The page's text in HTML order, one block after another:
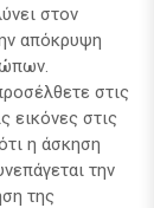
στον
απόκρυψη
στις
εικόνες στις
η άσκηση
την
της